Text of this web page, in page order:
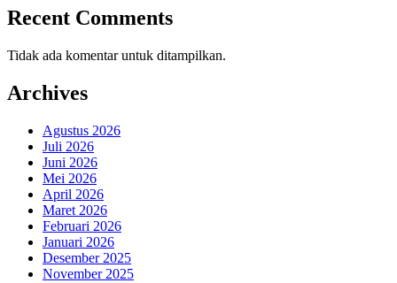
Recent Comments
Tidak ada komentar untuk ditampilkan.
Archives
Agustus 2026
Juli 2026
Juni 2026
Mei 2026
April 2026
Maret 2026
Februari 2026
Januari 2026
Desember 2025
November 2025